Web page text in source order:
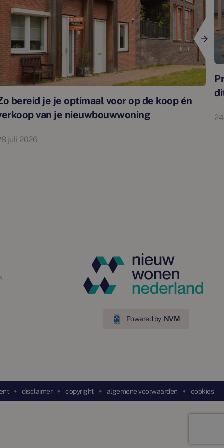
bereid je je optimaal voor op de koop én
van je nieuwbouwwoning
juli 2026
Powered by NVM
disclaimer copyright algemene voorwaarden cookies